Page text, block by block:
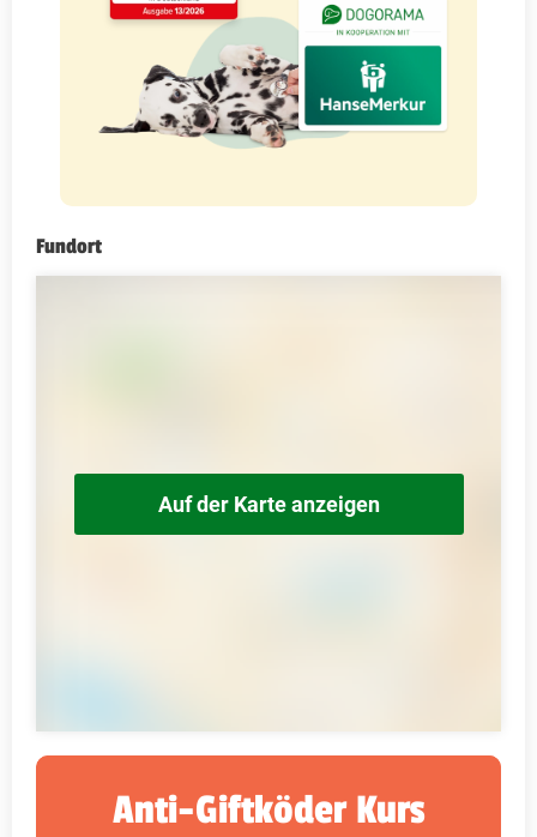
Fundort
Auf der Karte anzeigen
Anti-Giftköder Kurs